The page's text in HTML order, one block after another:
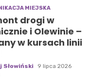
MIEJSKA
drogi w
i Olewinie –
w kursach linii
Słowiński
9 lipca 2026